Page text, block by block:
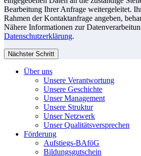
Bearbeitung Ihrer Anfrage weitergeleitet.
Rahmen der Kontaktanfrage angeben,
Nähere Informationen zur
Datenschutzerklärung.
Nächster Schritt
Über uns
Unsere Verantwortung
Unsere Geschichte
Unser Management
Unsere Struktur
Unser Netzwerk
Unser Qualitätsversprechen
Förderung
Aufstiegs-BAföG
Bildungsgutschein